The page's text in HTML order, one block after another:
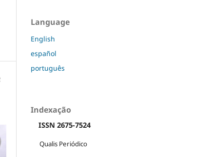
Language
English
español
português
Indexação
ISSN 2675-7524
Qualis Periódico